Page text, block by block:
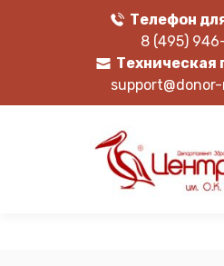
Телефон
8 (495)
Техническая